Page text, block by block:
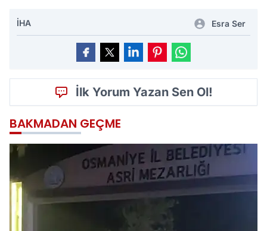
İHA Esra Ser
İlk Yorum Yazan Sen Ol!
BAKMADAN GEÇME